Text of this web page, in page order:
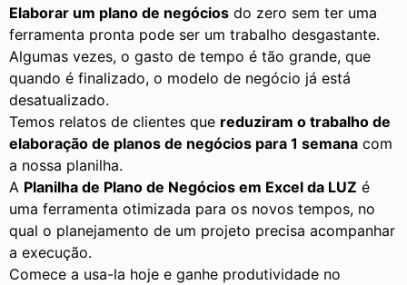
Elaborar um plano de negócios do zero sem ter uma
ferramenta pronta pode ser um trabalho desgastante.
Algumas vezes, o gasto de tempo é tão grande, que
quando é finalizado, o modelo de negócio já está
desatualizado.
Temos relatos de clientes que reduziram o trabalho de
elaboração de planos de negócios para 1 semana com
a nossa planilha.
A Planilha de Plano de Negócios em Excel da LUZ é
uma ferramenta otimizada para os novos tempos, no
qual o planejamento de um projeto precisa acompanhar
a execução.
Comece a usa-la hoje e ganhe produtividade no